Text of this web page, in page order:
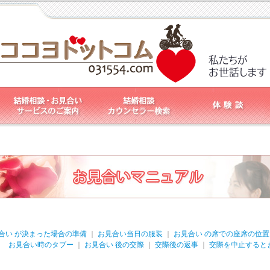
い が決まった場合の準備 お見合い当日の服装
お見合い の席での座席の位
お見合い時のタブー
お見合い 後の交際｜ 交際後の返事｜ 交際を中止すると